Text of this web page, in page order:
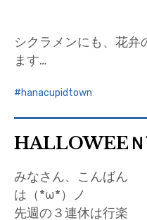
シクラメンにも、花弁
ます…
hanacupidtown
HALLOWEEＮ
みなさん、こんばん
は（*ω*）ノ
先週の３連休は行楽